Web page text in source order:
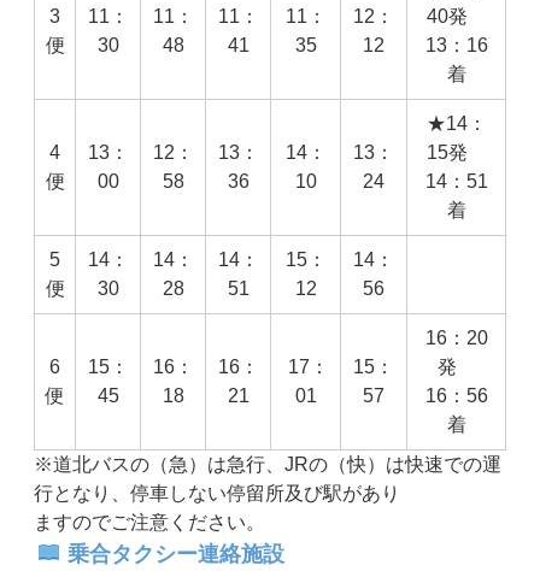
3
便
11：
30
11：
48
11：
41
11：
35
12：
12
40発
13：16
着
4
便
13：
00
12：
58
13：
36
14：
10
13：
24
★14：
15発
14：51
着
5
便
14：
30
14：
28
14：
51
15：
12
14：
56
6
便
15：
45
16：
18
16：
21
17：
01
15：
57
16：20
発
16：56
着
※道北バスの（急）は急行、JRの（快）は快速での運
行となり、停車しない停留所及び駅があり
ますのでご注意ください。
乗合タクシー連絡施設